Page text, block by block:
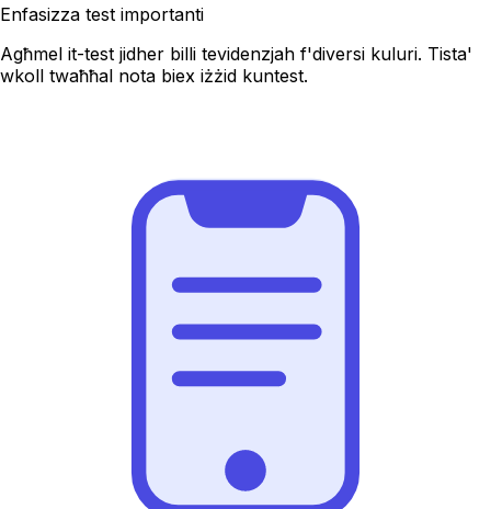
Enfasizza test importanti
Agħmel it-test jidher billi tevidenzjah f'diversi kuluri. Tista'
wkoll twaħħal nota biex iżżid kuntest.